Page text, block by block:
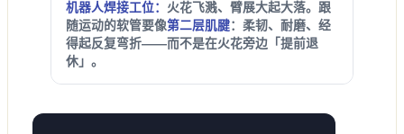
机器人焊接工位： 火花飞溅、臂展大起大落。跟
随运动的软管要像第二层肌腱：柔韧、耐磨、经
得起反复弯折——而不是在火花旁边「提前退
休」。